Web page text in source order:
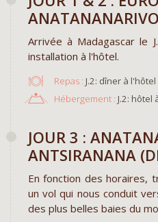
ANATANANARIVO
Arrivée à Madagascar le
installation à l'hôtel.
Repas : J.2: dîner à l'hôtel
Hébergement : J.2: hôtel
JOUR 3 :
ANTSIRANANA
En fonction des horaires,
un vol qui nous conduit
des plus belles baies du